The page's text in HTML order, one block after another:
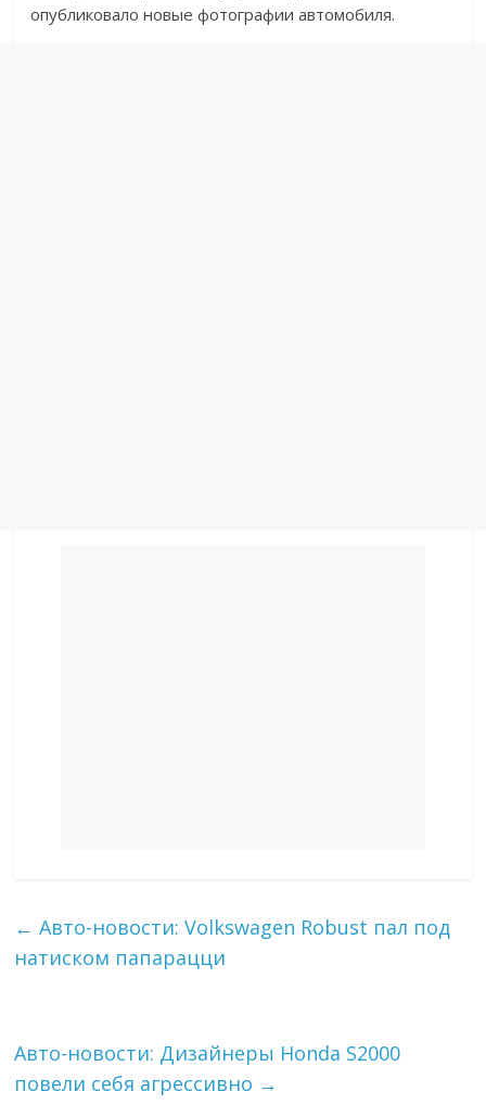
опубликовало новые фотографии автомобиля.
← Авто-новости: Volkswagen Robust пал под
натиском папарацци
Авто-новости: Дизайнеры Honda S2000
повели себя агрессивно →